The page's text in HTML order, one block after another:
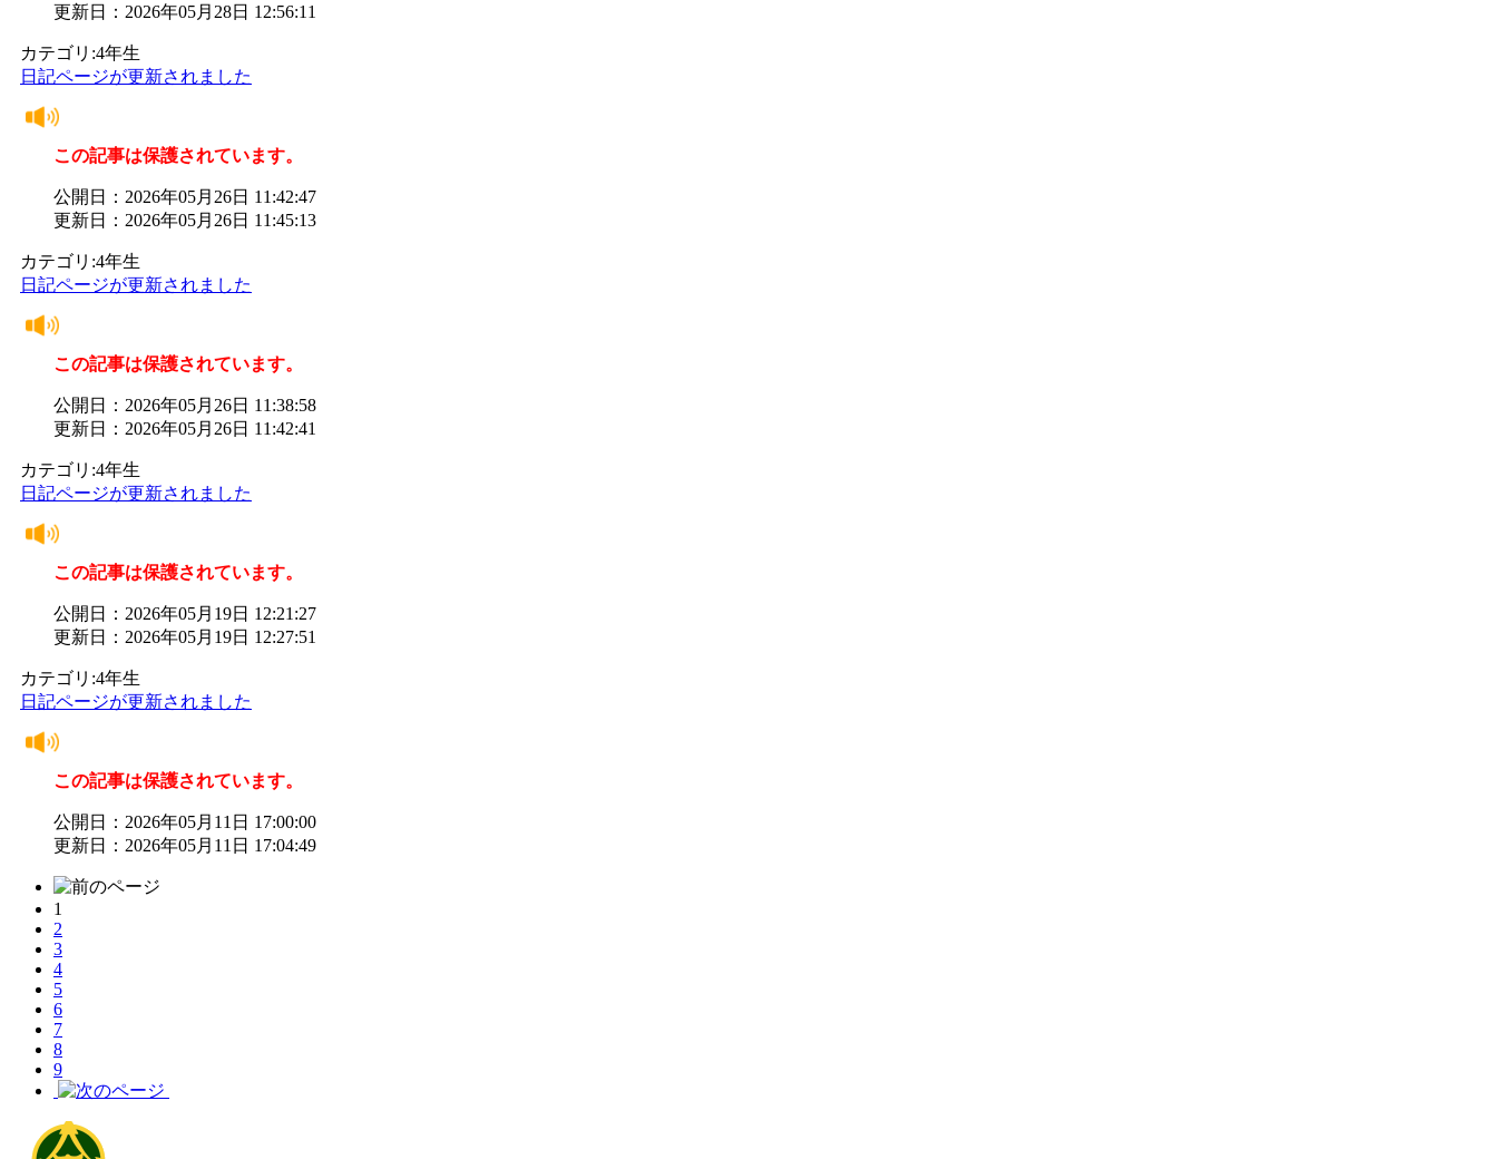
更新日：2026年05月28日 12:56:11
カテゴリ:4年生
日記ページが更新されました
この記事は保護されています。
公開日：2026年05月26日 11:42:47
更新日：2026年05月26日 11:45:13
カテゴリ:4年生
日記ページが更新されました
この記事は保護されています。
公開日：2026年05月26日 11:38:58
更新日：2026年05月26日 11:42:41
カテゴリ:4年生
日記ページが更新されました
この記事は保護されています。
公開日：2026年05月19日 12:21:27
更新日：2026年05月19日 12:27:51
カテゴリ:4年生
日記ページが更新されました
この記事は保護されています。
公開日：2026年05月11日 17:00:00
更新日：2026年05月11日 17:04:49
1
2
3
4
5
6
7
8
9